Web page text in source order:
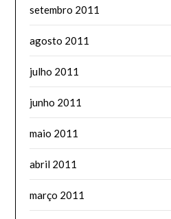
setembro 2011
agosto 2011
julho 2011
junho 2011
maio 2011
abril 2011
março 2011